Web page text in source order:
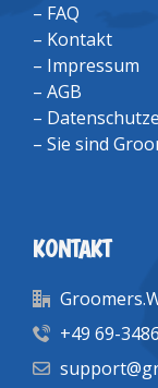
– FAQ
– Kontakt
– Impressum
– AGB
–
– Sie sind
KONTAKT
+49 69-